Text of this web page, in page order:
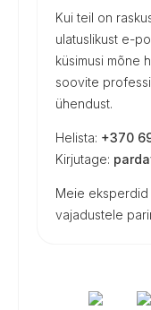
Kui teil on
ulatuslikust e-
küsimusi mõne
soovite
ühendust.
Helista: +370
Kirjutage:
Meie eksperdid
vajadustele